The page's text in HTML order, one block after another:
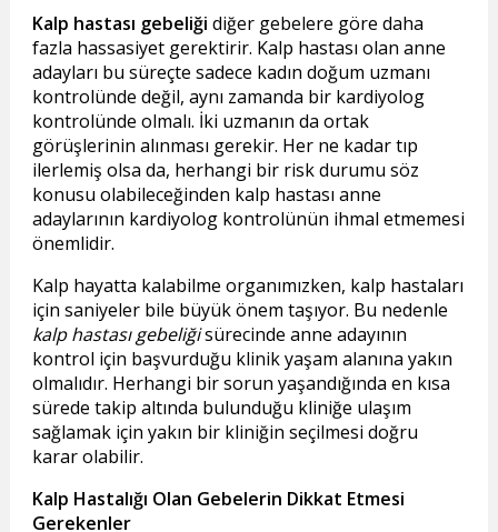
Kalp hastası gebeliği diğer gebelere göre daha
fazla hassasiyet gerektirir. Kalp hastası olan anne
adayları bu süreçte sadece kadın doğum uzmanı
kontrolünde değil, aynı zamanda bir kardiyolog
kontrolünde olmalı. İki uzmanın da ortak
görüşlerinin alınması gerekir. Her ne kadar tıp
ilerlemiş olsa da, herhangi bir risk durumu söz
konusu olabileceğinden kalp hastası anne
adaylarının kardiyolog kontrolünün ihmal etmemesi
önemlidir.
Kalp hayatta kalabilme organımızken, kalp hastaları
için saniyeler bile büyük önem taşıyor. Bu nedenle
kalp hastası gebeliğisürecinde anne adayının
kontrol için başvurduğu klinik yaşam alanına yakın
olmalıdır. Herhangi bir sorun yaşandığında en kısa
sürede takip altında bulunduğu kliniğe ulaşım
sağlamak için yakın bir kliniğin seçilmesi doğru
karar olabilir.
Kalp Hastalığı Olan Gebelerin Dikkat Etmesi
Gerekenler